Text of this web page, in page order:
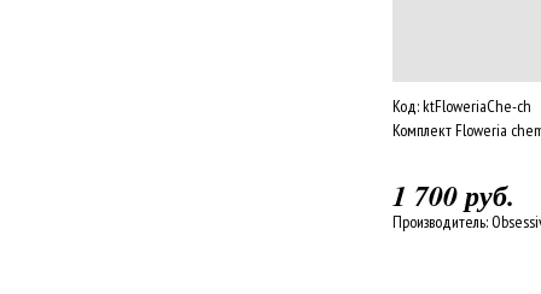
Код:ktFloweriaChe-ch
Комплект Floweria
1 700 руб.
Производитель: